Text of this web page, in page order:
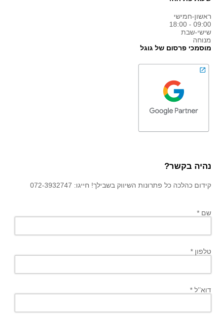
ראשון-חמישי
09:00 - 18:00
שישי-שבת
מנוחה
מוסמכי פרסום של גוגל
נהיה בקשר?
קידום כהלכה כל פתרונות השיווק בשבילך! חייגו: 072-3932747
שם *
טלפון *
דוא’’ל *